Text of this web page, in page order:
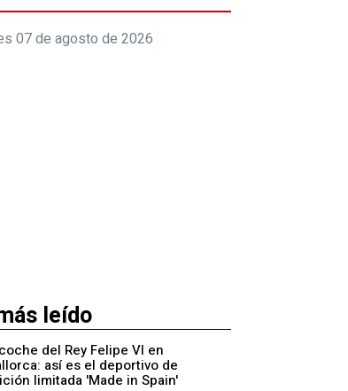
07 de agosto de 2026
leído
del Rey Felipe VI en
así es el deportivo de
limitada 'Made in Spain'